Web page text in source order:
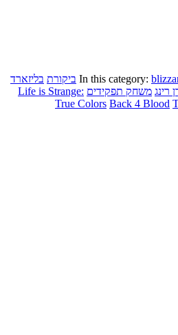
In this category: ביקורת בליזארד
רינג משחק תפקידים Life is Strange:
True Colors Back 4 Blood